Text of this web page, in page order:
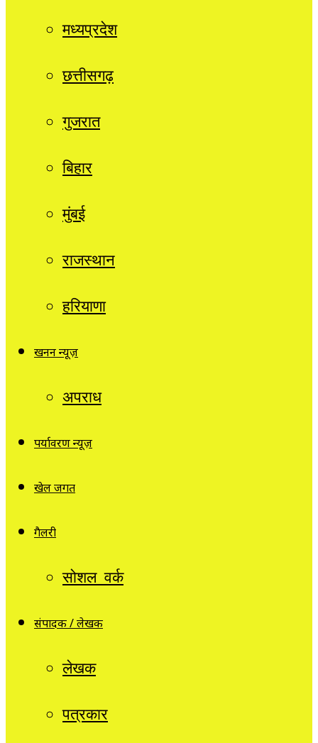
मध्यप्रदेश
छत्तीसगढ़
गुजरात
बिहार
मुंबई
राजस्थान
हरियाणा
खनन न्यूज़
अपराध
पर्यावरण न्यूज़
खेल जगत
गैलरी
सोशल वर्क
संपादक / लेखक
लेखक
पत्रकार